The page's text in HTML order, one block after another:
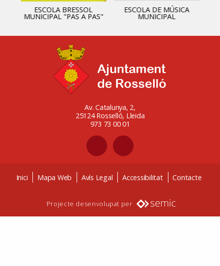
ESCOLA BRESSOL
MUNICIPAL "PAS A PAS"
ESCOLA DE MÚSICA
MUNICIPAL
Av. Catalunya, 2,
25124 Rosselló, Lleida
973 73 00 01
Inici Mapa Web Avís Legal Accessibilitat Contacte
Projecte desenvolupat per